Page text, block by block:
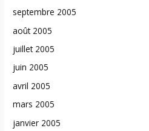
septembre 2005
août 2005
juillet 2005
juin 2005
avril 2005
mars 2005
janvier 2005